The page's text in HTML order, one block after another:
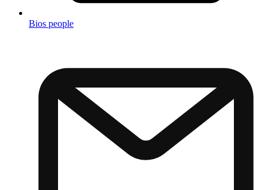
Bios people